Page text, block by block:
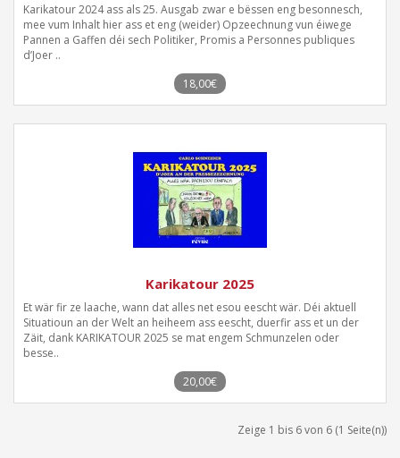
Karikatour 2024 ass als 25. Ausgab zwar e bëssen eng besonnesch,
mee vum Inhalt hier ass et eng (weider) Opzeechnung vun éiwege
Pannen a Gaffen déi sech Politiker, Promis a Personnes publiques
d’Joer ..
18,00€
Karikatour 2025
Et wär fir ze laache, wann dat alles net esou eescht wär. Déi aktuell
Situatioun an der Welt an heiheem ass eescht, duerfir ass et un der
Zäit, dank KARIKATOUR 2025 se mat engem Schmunzelen oder
besse..
20,00€
Zeige 1 bis 6 von 6 (1 Seite(n))